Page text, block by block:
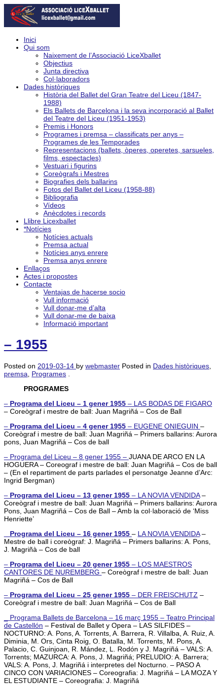
Inici
Qui som
Naixement de l’Associació LiceXballet
Objectius
Junta directiva
Col·laboradors
Dades històriques
Història del Ballet del Gran Teatre del Liceu (1847-
1988)
Els Ballets de Barcelona i la seva incorporació al Ballet
del Teatre del Liceu (1951-1953)
Premis i Honors
Programes i premsa – classificats per anys –
Programes de les Temporades
Representacions (ballets, òperes, operetes, sarsueles,
films, espectacles)
Vestuari i figurins
Coreògrafs i Mestres
Biografies dels ballarins
Fotos del Ballet del Liceu (1958-88)
Bibliografia
Vídeos
Anècdotes i records
Llibre Licexballet
*Notícies
Notícies actuals
Premsa actual
Notícies anys enrere
Premsa anys enrere
Enllaços
Actes i propostes
Contacte
Ventajas de hacerse socio
Vull informació
Vull donar-me d’alta
Vull donar-me de baixa
Informació important
– 1955
Posted on 2019-03-14 by webmaster Posted in Dades històriques
premsa
Programes
PROGRAMES
– Programa del Liceu – 1 gener 1955 – LAS BODAS DE FIGARO
– Coreògraf i mestre de ball: Juan Magriñá – Cos de Ball
– Programa del Liceu – 4 gener 1955 – EUGENE ONIEGUIN –
Coreògraf i mestre de ball: Juan Magriñá – Primers ballarins: Aurora
pons, Juan Magriñá – Cos de ball
– Programa del Liceu – 8 gener 1955 – JUANA DE ARCO EN LA
HOGUERA – Coreograf i mestre de ball: Juan Magriñá – Cos de ball
– (En el repartiment de parts parlades el personatge Jeanne d’Arc:
Ingrid Bergman)
– Programa del Liceu – 13 gener 1955 – LA NOVIA VENDIDA–
Coreògraf i mestre de ball: Juan Magriñá – Primers ballarins: Aurora
Pons, Juan Magriñá – Cos de Ball – Amb la col·laboració de ‘Miss
Henriette’
_ Programa del Liceu – 16 gener 1955 – LA NOVIA VENDIDA–
Mestre de ball i coreògraf: J. Magriñá – Primers ballarins: A. Pons,
J. Magriñà – Cos de ball
– Programa del Liceu – 20 gener 1955 – LOS MAESTROS
CANTORES DE NUREMBERG – Coreògraf i mestre de ball: Juan
Magriñá – Cos de Ball
– Programa del Liceu – 25 gener 1955 – DER FREISCHUTZ –
Coreògraf i mestre de ball: Juan Magriñá – Cos de Ball
_ Programa Ballets de Barcelona – 16 març 1955 – Teatro Principal
de Castellón – Festival de Ballet y Opera – LAS SILFIDES –
NOCTURNO: A. Pons, A. Torrents, A. Barrera, R. Villalba, A. Ruiz, A.
Diminia, M. Ors, Cinta Roig, O. Batalla, M. Torrents, M. Pons, A.
Palacio, C. Guinjoan, R. Mández, L. Rodón y J. Magriñá – VALS: A.
Torrents; MAZURCA: A. Pons, J. Magriñá; PRELUDIO: A. Barrera;
VALS: A. Pons, J. Magriñá i interpretes del Nocturno. – PASO A
CINCO CON VARIACIONES – Coreografia: J. Magriñá – LA MOZA Y
EL ESTUDIANTE – Coreografia: J. Magriñá